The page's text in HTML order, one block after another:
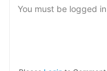
You must be logged